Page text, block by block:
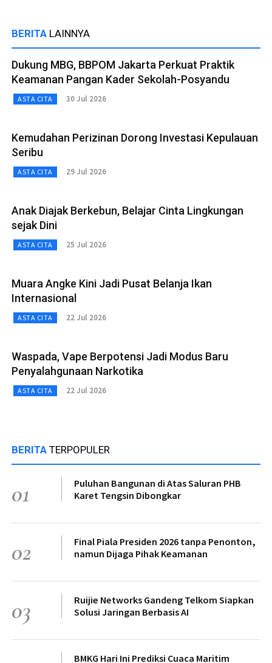
BERITA LAINNYA
Dukung MBG, BBPOM Jakarta Perkuat Praktik
Keamanan Pangan Kader Sekolah-Posyandu
ASTA CITA 30 Jul 2026
Kemudahan Perizinan Dorong Investasi Kepulauan
Seribu
ASTA CITA 29 Jul 2026
Anak Diajak Berkebun, Belajar Cinta Lingkungan
sejak Dini
ASTA CITA 25 Jul 2026
Muara Angke Kini Jadi Pusat Belanja Ikan
Internasional
ASTA CITA 22 Jul 2026
Waspada, Vape Berpotensi Jadi Modus Baru
Penyalahgunaan Narkotika
ASTA CITA 22 Jul 2026
BERITA TERPOPULER
01
Puluhan Bangunan di Atas Saluran PHB
Karet Tengsin Dibongkar
02
Final Piala Presiden 2026 tanpa Penonton,
namun Dijaga Pihak Keamanan
03
Ruijie Networks Gandeng Telkom Siapkan
Solusi Jaringan Berbasis AI
BMKG Hari Ini Prediksi Cuaca Maritim